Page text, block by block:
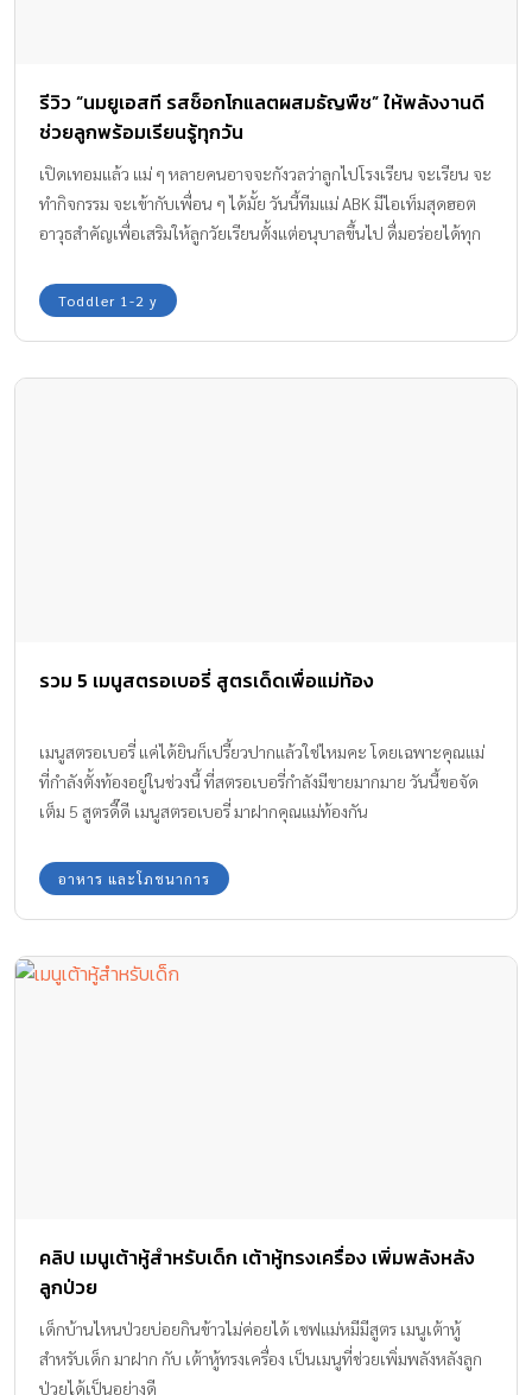
รีวิว “นมยูเอสที รสช็อกโกแลตผสมธัญพืช” ให้พลังงานดี
ช่วยลูกพร้อมเรียนรู้ทุกวัน
เปิดเทอมแล้ว แม่ ๆ หลายคนอาจจะกังวลว่าลูกไปโรงเรียน จะเรียน จะ
ทำกิจกรรม จะเข้ากับเพื่อน ๆ ได้มั้ย วันนี้ทีมแม่ ABK มีไอเท็มสุดฮอต
อาวุธสำคัญเพื่อเสริมให้ลูกวัยเรียนตั้งแต่อนุบาลขึ้นไป ดื่มอร่อยได้ทุก
เรียนรู้ และมีพลังสนุกกับกิจกรรมตลอดทั้งวัน นั่นก็คือ
Toddler 1-2 y
รวม 5 เมนูสตรอเบอรี่ สูตรเด็ดเพื่อแม่ท้อง
เมนูสตรอเบอรี่ แค่ได้ยินก็เปรี้ยวปากแล้วใช่ไหมคะ โดยเฉพาะคุณแม่
ที่กำลังตั้งท้องอยู่ในช่วงนี้ ที่สตรอเบอรี่กำลังมีขายมากมาย วันนี้ขอจัด
เต็ม 5 สูตรดี๊ดี เมนูสตรอเบอรี่ มาฝากคุณแม่ท้องกัน
อาหาร และโภชนาการ
คลิป เมนูเต้าหู้สำหรับเด็ก เต้าหู้ทรงเครื่อง เพิ่มพลังหลัง
ลูกป่วย
เด็กบ้านไหนป่วยบ่อยกินข้าวไม่ค่อยได้ เชฟแม่หมีมีสูตร เมนูเต้าหู้
สำหรับเด็ก มาฝาก กับ เต้าหู้ทรงเครื่อง เป็นเมนูที่ช่วยเพิ่มพลังหลังลูก
ป่วยได้เป็นอย่างดี